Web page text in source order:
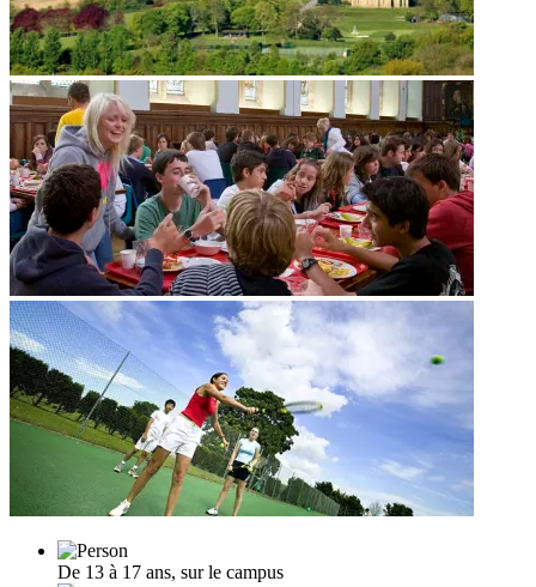
De 13 à 17 ans, sur le campus